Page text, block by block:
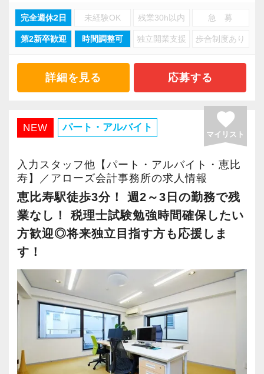
会社の良いところは“温かさ”があります。
お客様に対しても、仲間に対しても、アットホ
ームで明るい会社です。
チームで動いているので、わからないことや困
ったことの相談先にも迷わず、何でもすぐに聞
数字が好きで人と関わるのが好きな人でした
ら、この仕事に向いていると思います。
お客様からの「ありがとう」が、最大のやりが
いになります！
はじめての仕事には不安もあるかもしれません
が、当社は同じ目標をもったインターンの数も
多く心強いですよ。やる気のある方、ご応募お
待ちしています！
仕事をする上では5つのこだわり「クイックレス
ポンス・プラス思考・有言実行・他責禁止・気
配り」を掲げ、一人ひとりが実行しています。
より多くの「ありがとう」と笑顔をいただき続
けるために「情熱家であれ！」がモットーで
す。
【求職者へのメッセージ】
当社では、「こうなりたい」という将来のキャ
リアプランが明確な方が成長しています。
そのため、採用面接では「1年後、3年後、5年後
にどうなりたいか？」を必ずお聞きします。
たとえば希望年収があれば、その目標に向けて
どう仕事をすればいいのか具体的にお伝えしま
すので気軽に相談してください。
当社は積極的な人に惜しみなくチャンスを与え
るというスタイルで、経験年数を積めば自動的
にキャリアアップするという仕組みになっては
いません。
ですから、ステップアップしたい人は、遠慮な
く自分から手を挙げてください。
静かな住宅地に建ち、建築が好きな所長みずか
らがデザインをおこなった古代ローマ風のオフ
ィスです。（求人写真に入口を掲載していま
税務会計の基幹システムは弥生会計・達人。他
にマネーフォワード、MJSも活用しています。
クラウドFRONTIER21にも対応しています。
どんどんチャレンジできる環境で、ご自身のキ
ャリアを発揮しませんか？
ご応募、お待ちしています！
常に向上心を有し、仕事に対して真摯であり、
前向きに挑戦出来る社員を求めています。
税理士等の専門職を目指す方は、勉強しながら
実務経験が積めます。
し、更にキャリアを積んでください。
実務経験・キャリアについて詳しくお伺いし担
す。
【社内の雰囲気】
当事務所は先輩スタッフがつきながら、1つ1つ
の業務を丁寧に指導する体制があります。
入社2～3年後に法人税申告書の作成が出来る
様、指導しています。
このような体制があることで安心して業務を進
められ、指導をする側の教育にも繋がってくる
と考えています。
お互い協力しあいながら、共に成長を目指して
いく環境が整っています。
ご利用下さい
③在宅勤務は、部長クラスのみで、一般社員は
基本的に出勤し、業務を行っていただきます
与・達人・MJSミロク情報サービスの会計ソフ
トを使っています
⑤当事務所は自社ビル 第二ビルも2027年4月完
成 新しいビルで気持ちよく一緒に働きませんか
⑥創業31年の成長性と安定感が、従業員の雇用
をお守り致します
⑦組織化され、各業務はマニュアル化されてい
るので安心してお仕事していただけます
⑧個人の生活スタイルを重視した働き方が出来
る事務所です
高品質、高価格の一流ブランド戦略も大きなポ
イントのひとつです。
当事務所は、単なる記帳代行、申告書作成にと
どまらず、クライアントの未来を見据えたパー
トナーであり続けるため、専門知識はもちろ
完全週休2日 未経験OK 残業30h以内 急 募
第2新卒歓迎 時間調整可 独立開業支援 歩合制度あり
詳細を見る 応募する
NEW パート・アルバイト favorite
マイリスト
入力スタッフ他【パート・アルバイト・恵比
寿】／アローズ会計事務所の求人情報
恵比寿駅徒歩3分！ 週2～3日の勤務で残
業なし！ 税理士試験勉強時間確保したい
方歓迎◎将来独立目指す方も応援しま
す！